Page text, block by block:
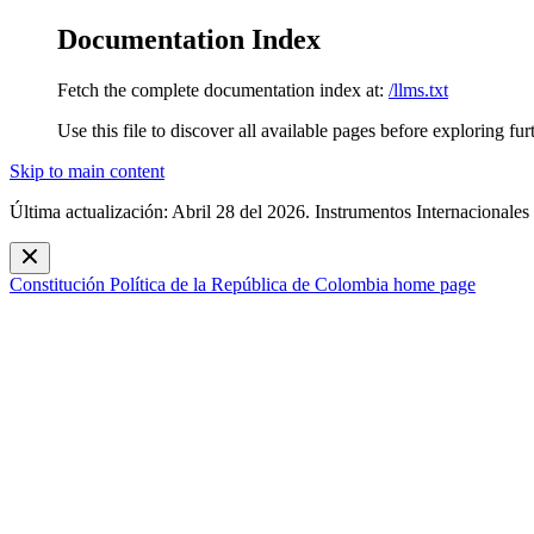
Documentation Index
Fetch the complete documentation index at: /llms.txt
Use this file to discover all available pages before exploring
Skip to main content
Última actualización: Abril 28 del 2026. Instrumentos Internacionales
Constitución Política de la República de Colombia home page